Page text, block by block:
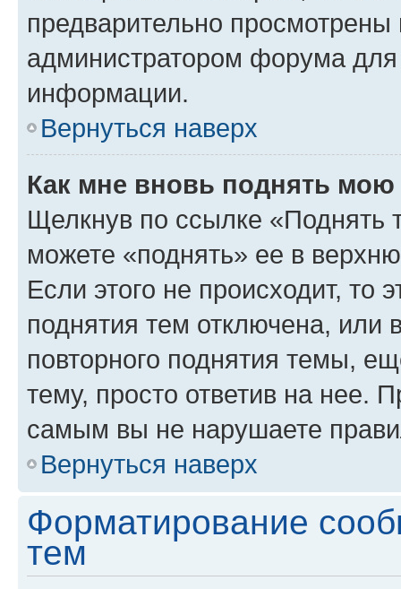
предварительно
администратором форума
информации.
Вернуться наверх
Как мне вновь поднять мою
Щелкнув по ссылке «Поднять
можете «поднять» ее в
Если этого не происходит, то
поднятия тем отключена, или
повторного поднятия темы,
тему, просто ответив на нее.
самым вы не нарушаете
Вернуться наверх
Форматирование
тем